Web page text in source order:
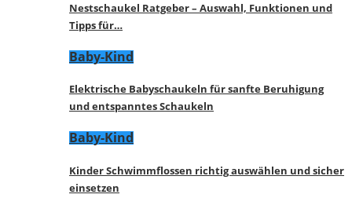
Nestschaukel Ratgeber – Auswahl, Funktionen und
Tipps für…
Baby-Kind
Elektrische Babyschaukeln für sanfte Beruhigung
und entspanntes Schaukeln
Baby-Kind
Kinder Schwimmflossen richtig auswählen und sicher
einsetzen